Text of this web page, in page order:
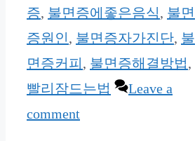
증, 불면증에좋은음식, 불면
증원인, 불면증자가진단, 불
면증커피, 불면증해결방법,
빨리잠드는법
Leave a
comment